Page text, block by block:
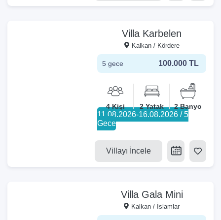
Villa Karbelen
Kalkan / Kördere
5 gece 100.000 TL
4 Kişi 2 Yatak 2 Banyo
11.08.2026-16.08.2026 / 5
Gece
Villayı İncele
Villa Gala Mini
Kalkan / İslamlar